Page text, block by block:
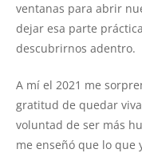
ventanas para abrir
dejar esa parte
descubrirnos adentro.
A mí el 2021 me
gratitud de quedar
voluntad de ser más
me enseñó que lo que